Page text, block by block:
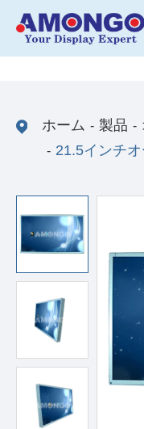
ホーム 製品
21.5インチ